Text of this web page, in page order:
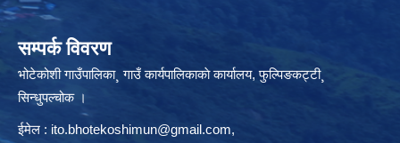
सम्पर्क विवरण
भोटेकोशी गाउँपालिका¸ गाउँ कार्यपालिकाकाे कार्यालय, फुल्पिङकट्टी¸
सिन्धुपल्चोक ।
ईमेल : ito.bhotekoshimun@gmail.com,